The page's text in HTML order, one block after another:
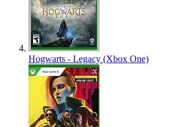
Hogwarts - Legacy (Xbox One)